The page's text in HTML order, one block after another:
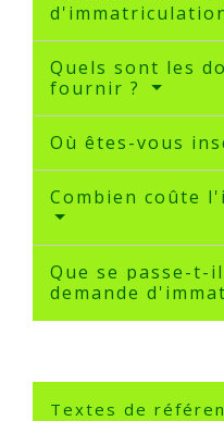
Quels sont les
fournir ?
Où êtes-vous
Combien coûte
Que se passe-t-
demande
Textes de